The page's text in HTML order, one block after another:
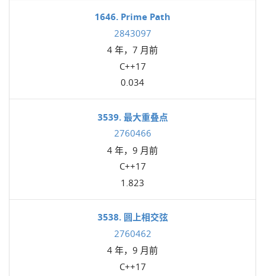
1646. Prime Path
2843097
4 年，7 月前
C++17
0.034
3539. 最大重叠点
2760466
4 年，9 月前
C++17
1.823
3538. 圆上相交弦
2760462
4 年，9 月前
C++17